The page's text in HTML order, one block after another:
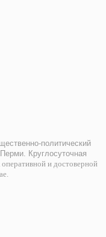
политический
Круглосуточная
и достоверной